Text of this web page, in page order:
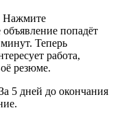
Нажмите
попадёт
Теперь
работа,
резюме.
5 дней до окончания